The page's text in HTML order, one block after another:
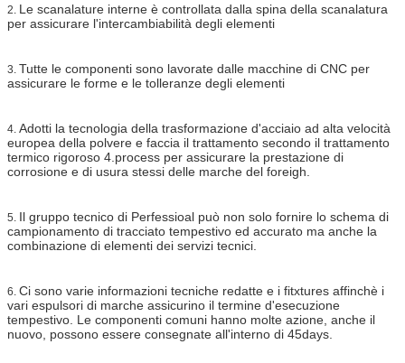
2. Le scanalature interne è controllata dalla spina della scanalatura
per assicurare l'intercambiabilità degli elementi
3. Tutte le componenti sono lavorate dalle macchine di CNC per
assicurare le forme e le tolleranze degli elementi
4. Adotti la tecnologia della trasformazione d'acciaio ad alta velocità
europea della polvere e faccia il trattamento secondo il trattamento
termico rigoroso 4.process per assicurare la prestazione di
corrosione e di usura stessi delle marche del foreigh.
5. Il gruppo tecnico di Perfessioal può non solo fornire lo schema di
campionamento di tracciato tempestivo ed accurato ma anche la
combinazione di elementi dei servizi tecnici.
6. Ci sono varie informazioni tecniche redatte e i fitxtures affinchè i
vari espulsori di marche assicurino il termine d'esecuzione
tempestivo. Le componenti comuni hanno molte azione, anche il
nuovo, possono essere consegnate all'interno di 45days.